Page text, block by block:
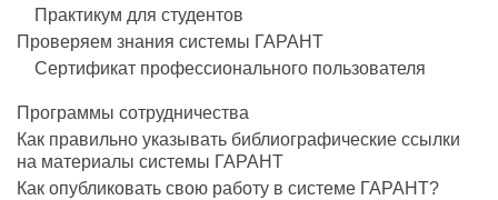
Практикум для студентов
Проверяем знания системы ГАРАНТ
Сертификат профессионального пользователя
Программы сотрудничества
Как правильно указывать библиографические ссылки
на материалы системы ГАРАНТ
Как опубликовать свою работу в системе ГАРАНТ?